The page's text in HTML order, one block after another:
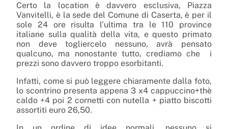
Certo la location è davvero esclusiva, Piazza
Vanvitelli, è la sede del Comune di Caserta, è per il
sole 24 ore risulta l’ultima tra le 110 province
italiane sulla qualità della vita, e questo primato
non deve togliercelo nessuno, avrà pensato
qualcuno, ma nonostante tutto, crediamo che i
prezzi sono davvero troppo esorbitanti.
Infatti, come si può leggere chiaramente dalla foto,
lo scontrino presenta appena 3 x4 cappuccino+thè
caldo +4 poi 2 cornetti con nutella + piatto biscotti
assortiti euro 26,50.